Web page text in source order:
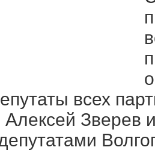
всех
Зверев